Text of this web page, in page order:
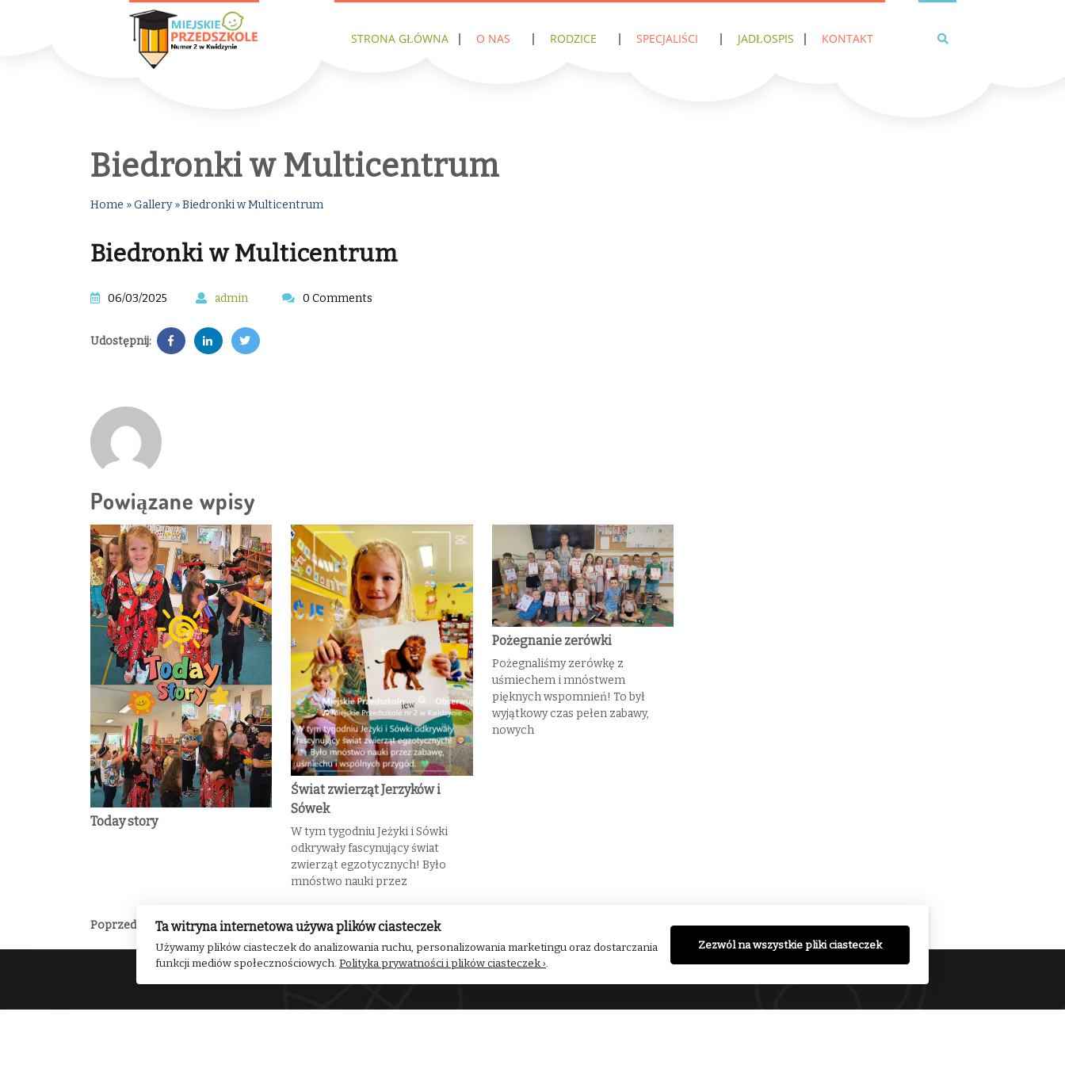
STRONA GŁÓWNA O NAS RODZICE SPECJALIŚCI JADŁOSPIS KONTAKT
Biedronki w Multicentrum
Home »Gallery»Biedronki w Multicentrum
Biedronki w Multicentrum
06/03/2025 admin 0 Comments
Udostępnij:
Powiązane wpisy
Today story
Świat zwierząt Jerzyków i
Sówek
W tym tygodniu Jeżyki i Sówki
odkrywały fascynujący świat
zwierząt egzotycznych! Było
mnóstwo nauki przez
Pożegnanie zerówki
Pożegnaliśmy zerówkę z
uśmiechem i mnóstwem
pięknych wspomnień! To był
wyjątkowy czas pełen zabawy,
nowych
Poprzedni Wakacyjne Pszczółki Następny
Ta witryna internetowa używa plików ciasteczek
Używamy plików ciasteczek do analizowania ruchu, personalizowania marketingu oraz dostarczania
funkcji mediów społecznościowych. Polityka prywatności i plików ciasteczek ›.
Zezwól na wszystkie pliki ciasteczek